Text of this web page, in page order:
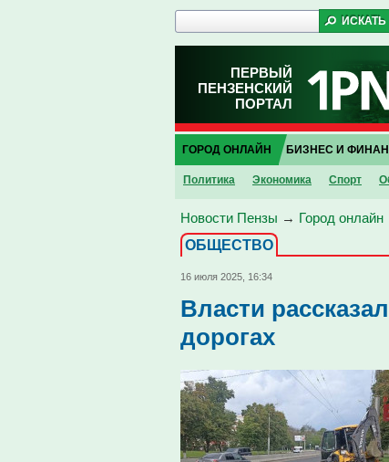
ПЕРВЫЙ
ПЕНЗЕНСКИЙ
ПОРТАЛ
ГОРОД ОНЛАЙН
Политика Экономика Спорт
БИЗНЕС И
Новости Пензы → Город онлайн
ОБЩЕСТВО
16 июля 2025, 16:34
Власти
дорогах